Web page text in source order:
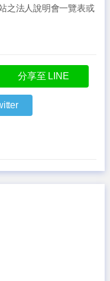
之法人說明會一覽表或
分享至 LINE